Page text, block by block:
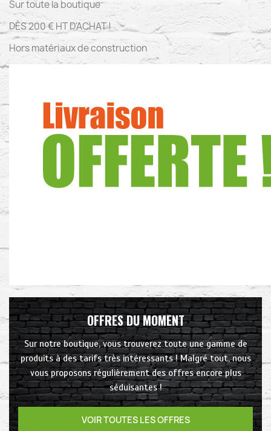
Sur toute la boutique
DÈS 200 € HT D'ACHAT !
Hors matériaux de construction
OFFRES DU MOMENT
Sur notre boutique, vous trouverez toute une gamme de
produits à des tarifs très intéressants ! Malgré tout, nous
vous proposons régulièrement des offres encore plus
séduisantes !
VOIR TOUTES LES OFFRES